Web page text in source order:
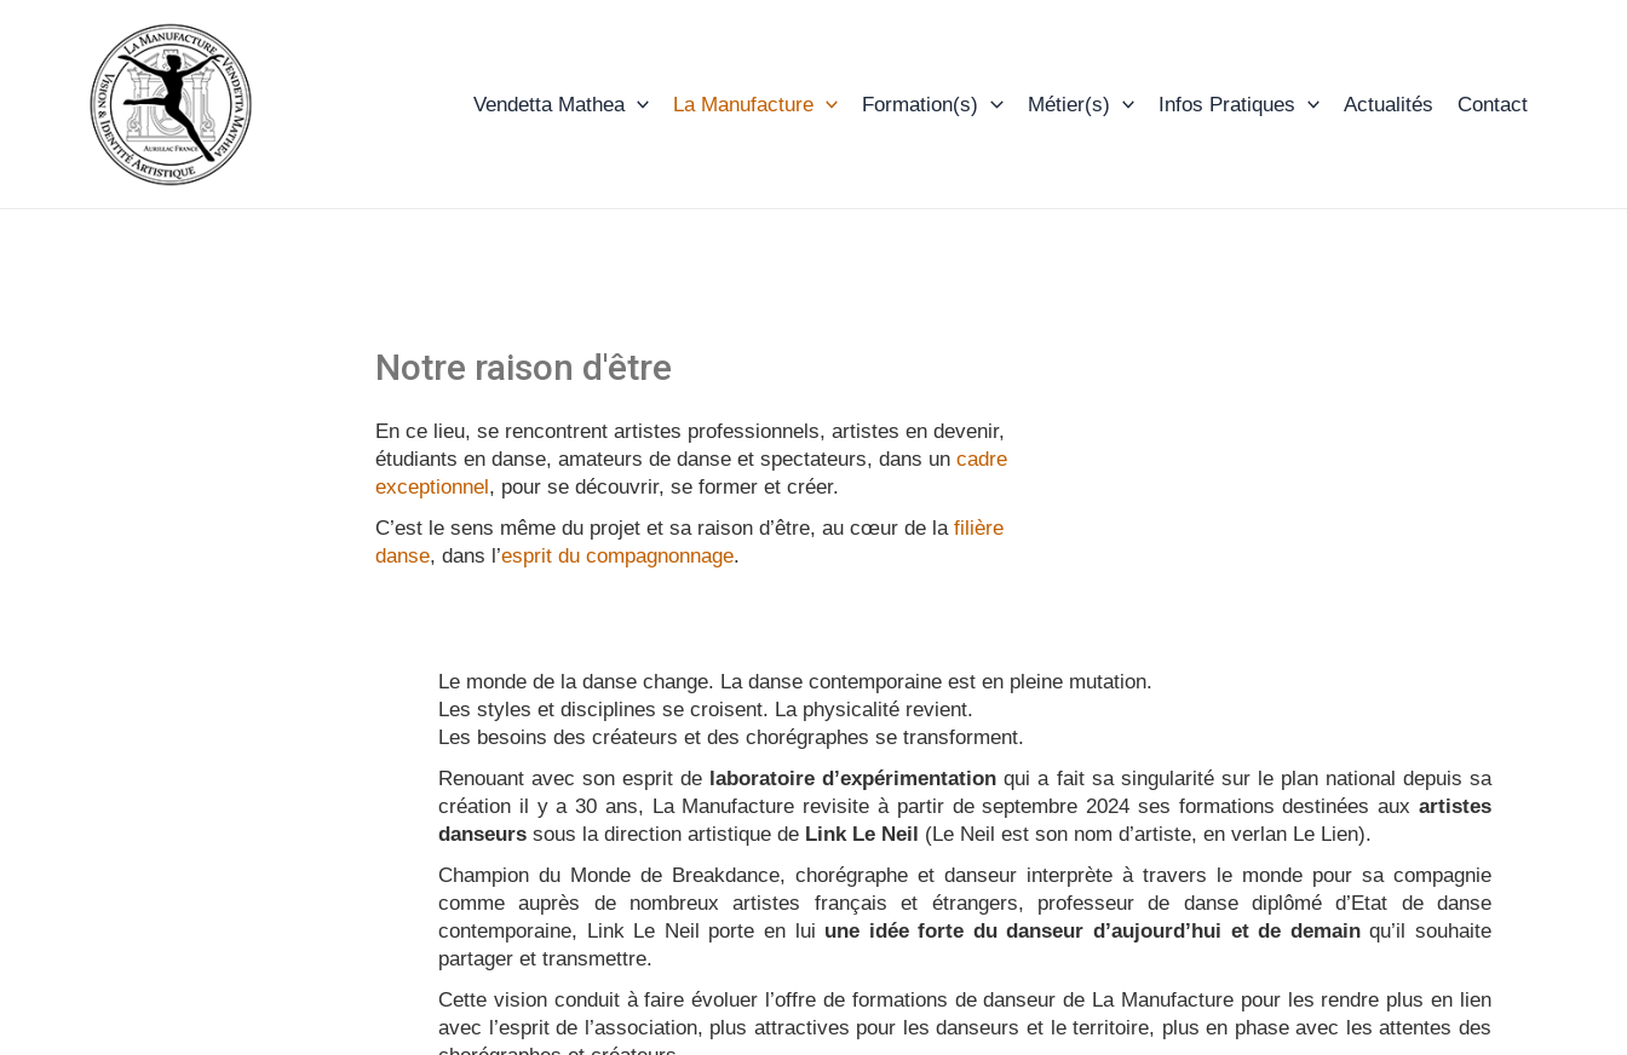
Vendetta Mathea La Manufacture Formation(s) Métier(s) Infos Pratiques Actualités Contact
Notre raison d'être
En ce lieu, se rencontrent artistes professionnels, artistes en devenir,
étudiants en danse, amateurs de danse et spectateurs, dans un cadre
exceptionnel, pour se découvrir, se former et créer.
C’est le sens même du projet et sa raison d’être, au cœur de la filière
danse, dans l’esprit du compagnonnage.
Le monde de la danse change. La danse contemporaine est en pleine mutation.
Les styles et disciplines se croisent. La physicalité revient.
Les besoins des créateurs et des chorégraphes se transforment.
Renouant avec son esprit de laboratoire d’expérimentation qui a fait sa singularité sur le plan national depuis sa
création il y a 30 ans, La Manufacture revisite à partir de septembre 2024 ses formations destinées aux artistes
danseurs sous la direction artistique de Link Le Neil (Le Neil est son nom d’artiste, en verlan Le Lien).
Champion du Monde de Breakdance, chorégraphe et danseur interprète à travers le monde pour sa compagnie
comme auprès de nombreux artistes français et étrangers, professeur de danse diplômé d’Etat de danse
contemporaine, Link Le Neil porte en lui une idée forte du danseur d’aujourd’hui et de demainqu’il souhaite
partager et transmettre.
Cette vision conduit à faire évoluer l’offre de formations de danseur de La Manufacture pour les rendre plus en lien
avec l’esprit de l’association, plus attractives pour les danseurs et le territoire, plus en phase avec les attentes des